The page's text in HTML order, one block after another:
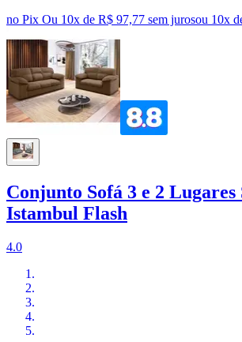
no Pix Ou 10x de R$ 97,77 sem jurosou 10x
Conjunto Sofá 3 e 2 Lugares
Istambul Flash
4.0